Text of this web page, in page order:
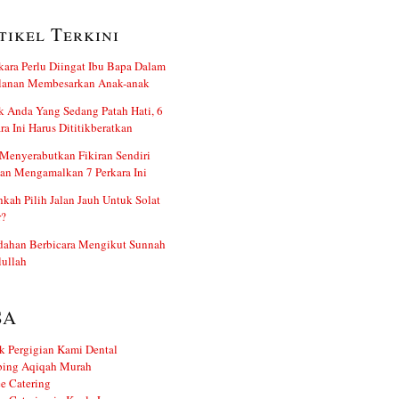
Terkini
Perlu Diingat Ibu Bapa Dalam
Membesarkan Anak-anak
Anda Yang Sedang Patah Hati, 6
Ini Harus Dititikberatkan
Fikiran Sendiri
Mengamalkan 7 Perkara Ini
Pilih Jalan Jauh Untuk Solat
Berbicara Mengikut Sunnah
Pergigian Kami Dental
Aqiqah Murah
Catering